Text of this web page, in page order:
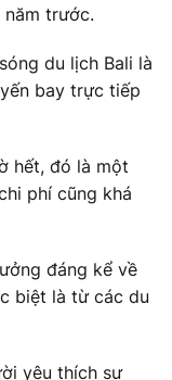
năm trước.
du lịch Bali là
bay trực tiếp
hết, đó là một
phí cũng khá
đáng kể về
biệt là từ các du
yêu thích sự